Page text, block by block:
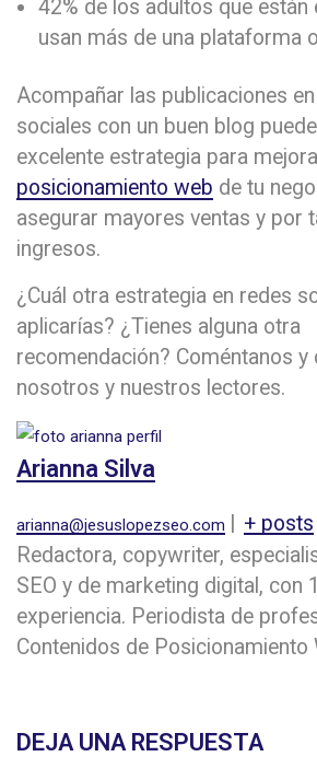
42% de los adultos que están
usan más de una plataforma
Acompañar las publicaciones
sociales con un buen blog
excelente estrategia para
posicionamiento web de tu
asegurar mayores ventas y por
ingresos.
¿Cuál otra estrategia en redes
aplicarías? ¿Tienes alguna otra
recomendación? Coméntanos
nosotros y nuestros lectores.
Arianna Silva
arianna@jesuslopezseo.com
+ posts
Redactora, copywriter,
SEO y de marketing digital, con
experiencia. Periodista de
Contenidos de Posicionamiento
DEJA UNA RESPUESTA